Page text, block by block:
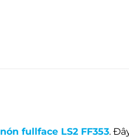
nón fullface LS2 FF353.